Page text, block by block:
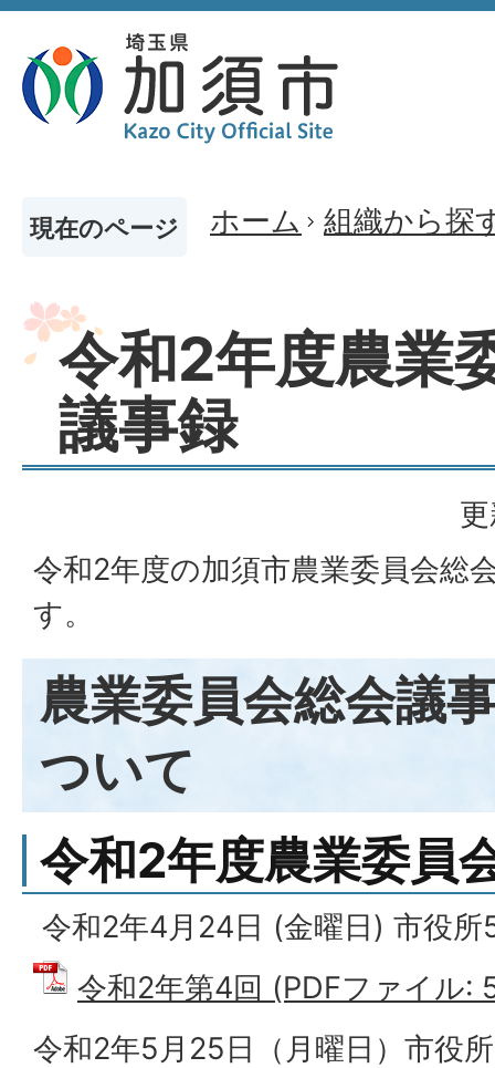
現在のページ ホーム 組織から探
令和2年度農業
議事録
令和2年度の加須市農業委員会総
す。
農業委員会総会議
ついて
令和2年度農業委員
令和2年4月24日 (金曜日) 市役
令和2年第4回 (PDFファイル:
令和2年5月25日（月曜日）市役